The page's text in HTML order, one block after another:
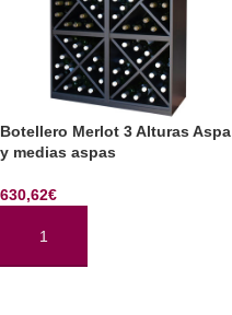
Botellero Merlot 3 Alturas Aspa
y medias aspas
630,62€
AÑADIR AL CARRITO